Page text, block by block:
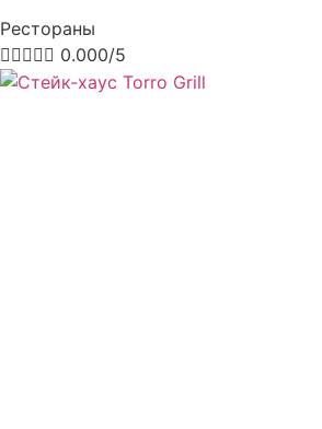
Рестораны
 0.000/5